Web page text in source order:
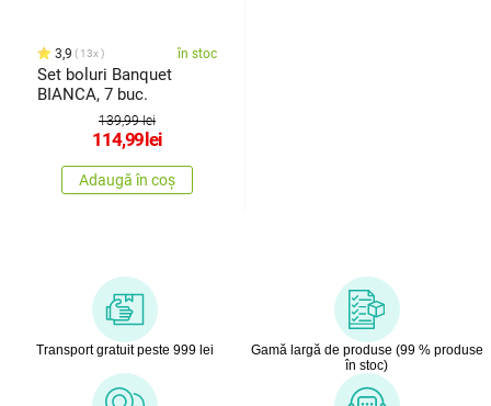
3,9 13x în stoc
Set boluri Banquet
BIANCA, 7 buc.
139,99 lei
114,99 lei
Adaugă în coș
Transport gratuit peste 999 lei
Gamă largă de produse (99 % produse
în stoc)